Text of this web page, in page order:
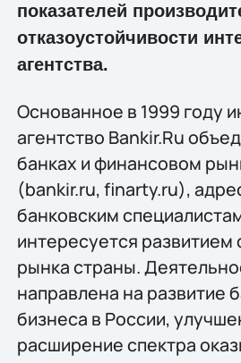
показателей
отказоустойчивости
агентства.
Основанное в 1999 году
агентство Bankir.Ru
банках и финансовом
(bankir.ru, finarty.ru),
банковским
интересуется развитием
рынка страны.
направлена на развитие
бизнеса в России,
расширение спектра